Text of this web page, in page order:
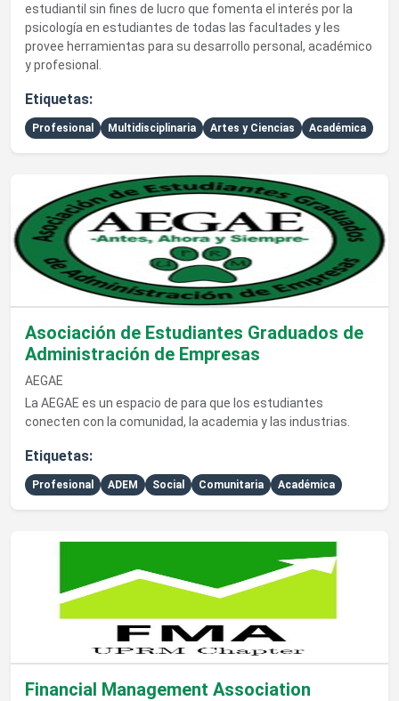
estudiantil sin fines de lucro que fomenta el interés por la
psicología en estudiantes de todas las facultades y les
provee herramientas para su desarrollo personal, académico
y profesional.
Etiquetas:
Profesional Multidisciplinaria Artes y Ciencias Académica
Ver detalles de Asociación de Estudiantes Graduados de
Asociación de Estudiantes Graduados de
Administración de Empresas
AEGAE
La AEGAE es un espacio de para que los estudiantes
conecten con la comunidad, la academia y las industrias.
Etiquetas:
Profesional ADEM Social Comunitaria Académica
Ver detalles de Financial Management Association
Financial Management Association